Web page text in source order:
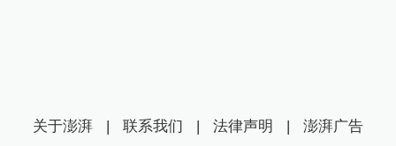
关于澎湃 | 联系我们 | 法律声明 | 澎湃广告